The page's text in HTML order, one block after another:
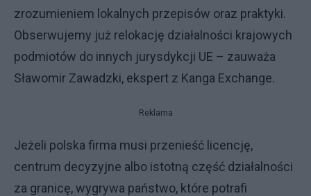
zrozumieniem lokalnych przepisów oraz praktyki.
Obserwujemy już relokację działalności krajowych
podmiotów do innych jurysdykcji UE – zauważa
Sławomir Zawadzki, ekspert z Kanga Exchange.
Reklama
Jeżeli polska firma musi przenieść licencję,
centrum decyzyjne albo istotną część działalności
za granicę, wygrywa państwo, które potrafi